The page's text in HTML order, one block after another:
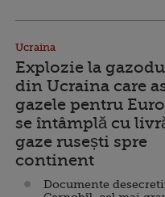
Ucraina
Explozie la
din Ucraina care
gazele pentru
se întâmplă cu
gaze rusești spre
continent
Documente